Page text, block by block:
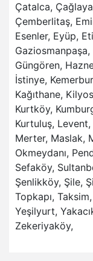
Çatalca,
Çemberlitaş,
Esenler, Eyüp,
Güngören,
İstinye,
Kağıthane,
Kurtköy,
Kurtuluş,
Merter, Maslak,
Okmeydanı,
Sefaköy,
Şenlikköy, Şile,
Topkapı,
Yeşilyurt,
Zekeriyaköy,